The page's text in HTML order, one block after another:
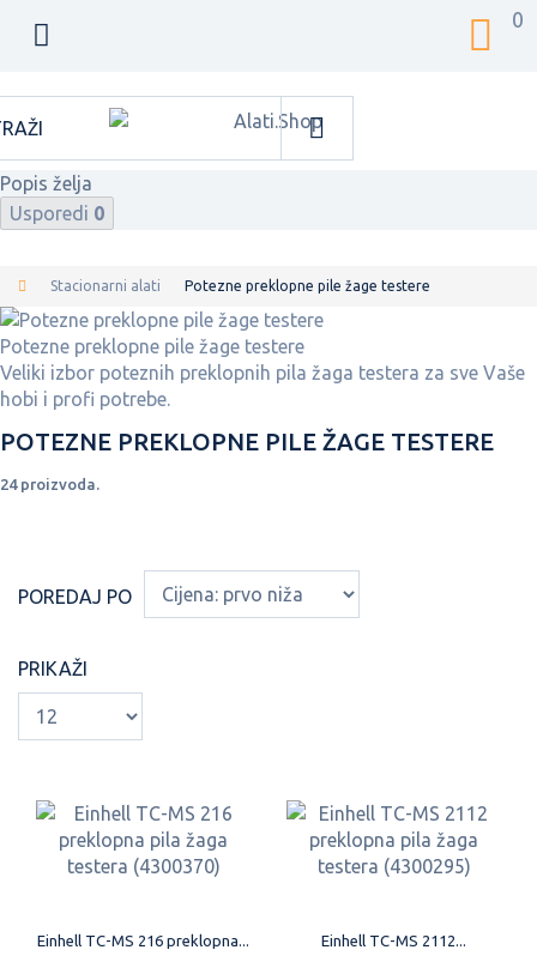
0
Popis želja
Usporedi 0
Stacionarni alati Potezne preklopne pile žage testere
Potezne preklopne pile žage testere
Veliki izbor poteznih preklopnih pila žaga testera za sve Vaše
hobi i profi potrebe.
POTEZNE PREKLOPNE PILE ŽAGE TESTERE
24 proizvoda.
POREDAJ PO
PRIKAŽI
Einhell TC-MS 216 preklopna... Einhell TC-MS 2112...